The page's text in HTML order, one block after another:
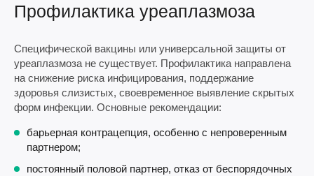
Профилактика уреаплазмоза
Специфической вакцины или универсальной защиты от
уреаплазмоза не существует. Профилактика направлена
на снижение риска инфицирования, поддержание
здоровья слизистых, своевременное выявление скрытых
форм инфекции. Основные рекомендации:
барьерная контрацепция, особенно с непроверенным
партнером;
постоянный половой партнер, отказ от беспорядочных